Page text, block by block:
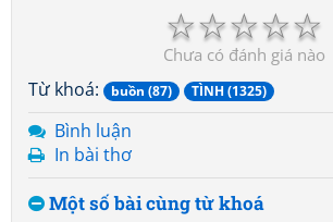
☆
☆
☆
☆
☆
Chưa có đánh giá nào
Từ khoá: buồn (87) TÌNH (1325)
Bình luận
In bài thơ
Một số bài cùng từ khoá